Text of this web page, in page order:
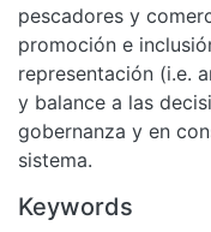
pescadores y
promoción e
representación (i.e.
y balance a las
gobernanza y en
sistema.
Keywords